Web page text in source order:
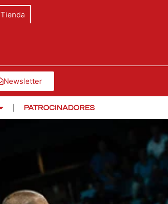
Tienda
Newsletter
PATROCINADORES